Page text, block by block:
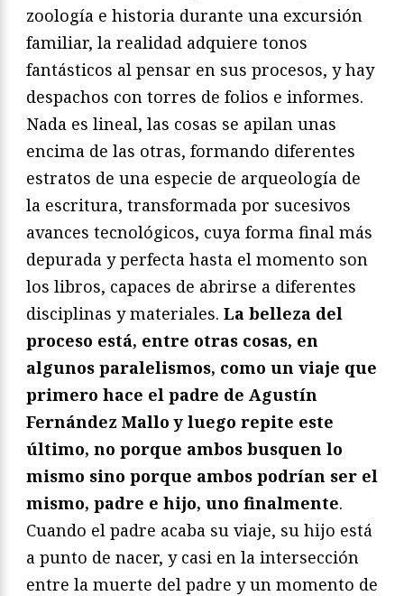
zoología e historia durante una excursión
familiar, la realidad adquiere tonos
fantásticos al pensar en sus procesos, y hay
despachos con torres de folios e informes.
Nada es lineal, las cosas se apilan unas
encima de las otras, formando diferentes
estratos de una especie de arqueología de
la escritura, transformada por sucesivos
avances tecnológicos, cuya forma final más
depurada y perfecta hasta el momento son
los libros, capaces de abrirse a diferentes
disciplinas y materiales. La belleza del
proceso está, entre otras cosas, en
algunos paralelismos, como un viaje que
primero hace el padre de Agustín
Fernández Mallo y luego repite este
último, no porque ambos busquen lo
mismo sino porque ambos podrían ser el
mismo, padre e hijo, uno finalmente.
Cuando el padre acaba su viaje, su hijo está
a punto de nacer, y casi en la intersección
entre la muerte del padre y un momento de